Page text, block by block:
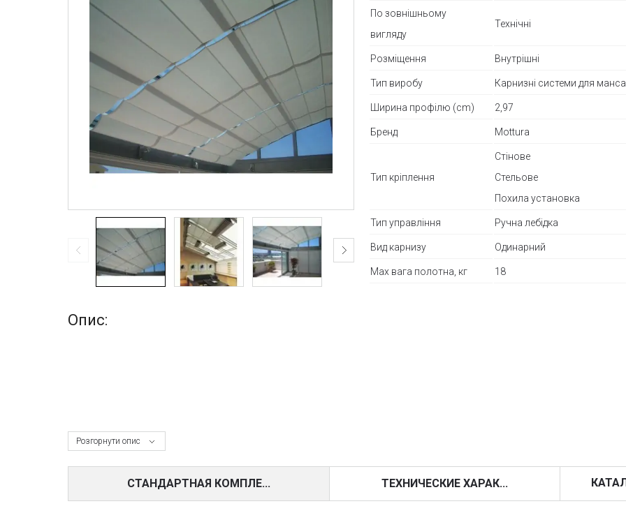
По зовнішньому
вигляду
Технічні
Розміщення Внутрішні
Тип виробу Карнизні системи для
Ширина профілю (cm) 2,97
Бренд Mottura
Тип кріплення
Стінове
Стельове
Похила установка
Тип управління Ручна лебідка
Вид карнизу Одинарний
Max вага полотна, кг 18
Розгорнути опис
Опис:
СТАНДАРТНАЯ КОМПЛЕ... ТЕХНИЧЕСКИЕ ХАРАК...